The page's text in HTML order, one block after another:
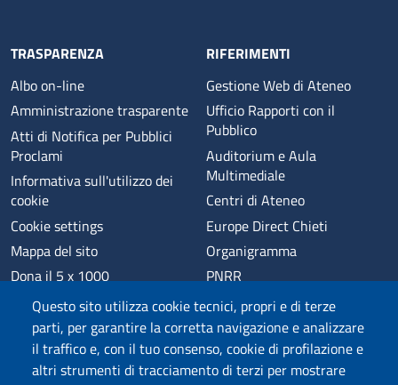
Questo sito utilizza cookie tecnici, propri e di terze
parti, per garantire la corretta navigazione e analizzare
il traffico e, con il tuo consenso, cookie di profilazione e
altri strumenti di tracciamento di terzi per mostrare
TRASPARENZA
Albo on-line
Amministrazione trasparente
Atti di Notifica per Pubblici
Proclami
Informativa sull'utilizzo dei
cookie
Cookie settings
Mappa del sito
Dona il 5 x 1000
Phishing
Privacy
RIFERIMENTI
Gestione Web di Ateneo
Ufficio Rapporti con il
Pubblico
Auditorium e Aula
Multimediale
Centri di Ateneo
Europe Direct Chieti
Organigramma
PNRR
Alumni
Sede di Chieti
Sede di Pescara
Credits